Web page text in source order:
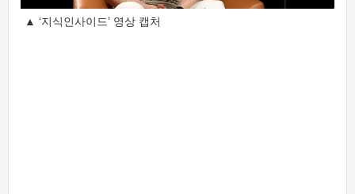
▲ ‘지식인사이드’ 영상 캡처